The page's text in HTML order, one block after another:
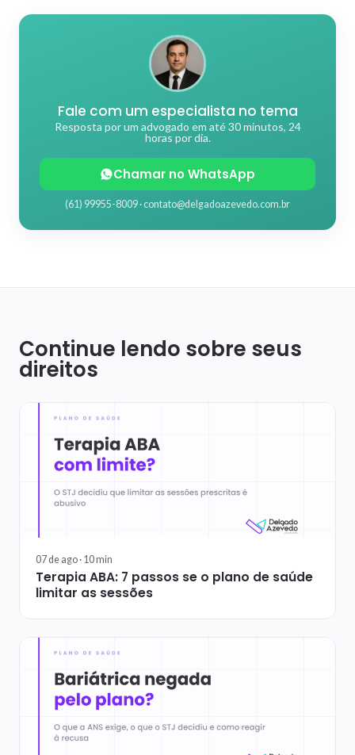
Fale com um especialista no tema
Resposta por um advogado em até 30 minutos, 24
horas por dia.
Chamar no WhatsApp
(61) 99955-8009 · contato@delgadoazevedo.com.br
Continue lendo sobre seus
direitos
07 de ago · 10min
Terapia ABA: 7 passos se o plano de saúde
limitar as sessões